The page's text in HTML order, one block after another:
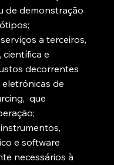
de demonstração
a terceiros,
científica e
decorrentes
de
que
e software
necessários à